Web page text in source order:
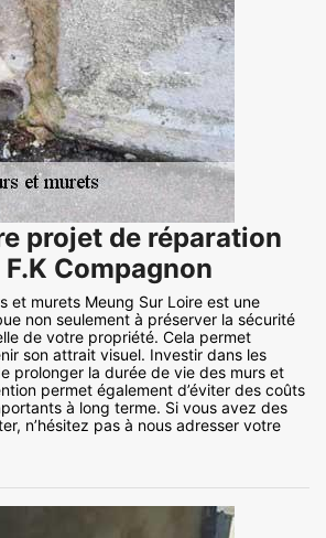
projet de réparation
Compagnon
et murets Meung Sur Loire est une
non seulement à préserver la sécurité
de votre propriété. Cela permet
son attrait visuel. Investir dans les
prolonger la durée de vie des murs et
permet également d’éviter des coûts
à long terme. Si vous avez des
n’hésitez pas à nous adresser votre